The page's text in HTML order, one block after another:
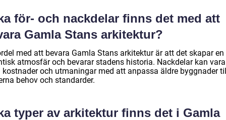
för- och nackdelar finns det med att
Gamla Stans arkitektur?
med att bevara Gamla Stans arkitektur är att det skapar en
atmosfär och bevarar stadens historia. Nackdelar kan vara
kostnader och utmaningar med att anpassa äldre byggnader
behov och standarder.
typer av arkitektur finns det i Gamla